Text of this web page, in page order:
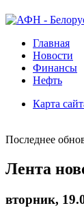
Главная
Новости
Финансы
Нефть
Карта
Последнее
Лента
вторник,